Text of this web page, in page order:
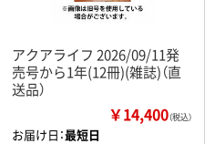
アクアライフ 2026/09/11発
売号から1年(12冊)(雑誌)（直
送品）
￥14,400（税込）
お届け日：最短日